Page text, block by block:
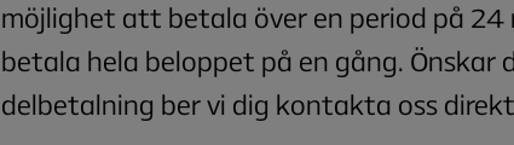
möjlighet att betala över en period på
betala hela beloppet på en gång. Önskar
delbetalning ber vi dig kontakta oss